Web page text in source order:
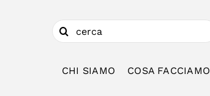
Cerca
per:
CHI SIAMO COSA FACCIAMO